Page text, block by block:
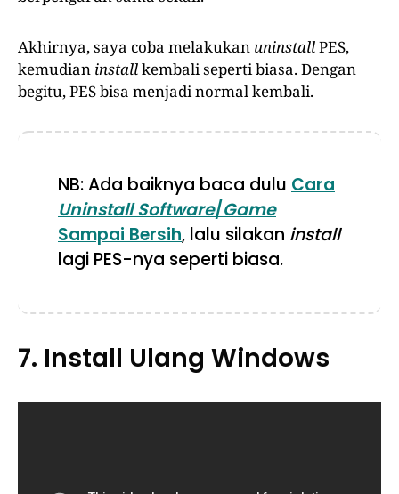
Akhirnya, saya coba melakukan uninstallPES,
kemudian installkembali seperti biasa. Dengan
begitu, PES bisa menjadi normal kembali.
NB: Ada baiknya baca dulu Cara
Uninstall Software/Game
Sampai Bersih, lalu silakan install
lagi PES-nya seperti biasa.
7. Install Ulang Windows